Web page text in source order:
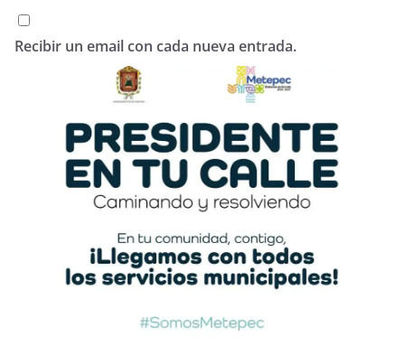
Recibir un email con cada nueva entrada.